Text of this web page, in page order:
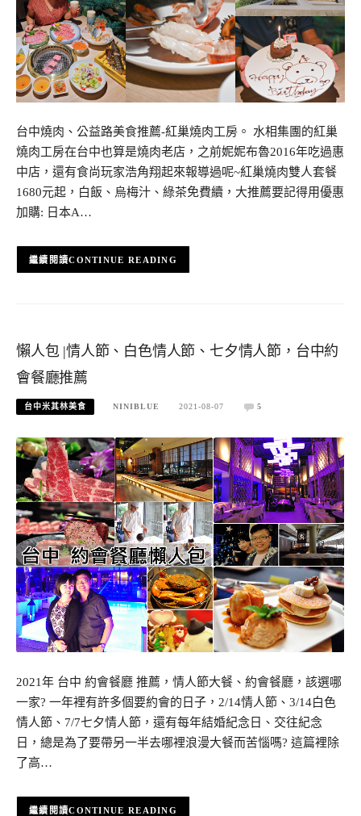
台中燒肉、公益路美食推薦-紅巢燒肉工房。 水相集團的紅巢
燒肉工房在台中也算是燒肉老店，之前妮妮布魯2016年吃過惠
中店，還有食尚玩家浩角翔起來報導過呢~紅巢燒肉雙人套餐
1680元起，白飯、烏梅汁、綠茶免費續，大推薦要記得用優惠
加購: 日本A…
CONTINUE READING
懶人包 |情人節、白色情人節、七夕情人節，台中約
會餐廳推薦
台中米其林美食 NINIBLUE 2021-08-07 5
2021年 台中 約會餐廳 推薦，情人節大餐、約會餐廳，該選哪
一家? 一年裡有許多個要約會的日子，2/14情人節、3/14白色
情人節、7/7七夕情人節，還有每年結婚紀念日、交往紀念
日，總是為了要帶另一半去哪裡浪漫大餐而苦惱嗎? 這篇裡除
了高…
CONTINUE READING